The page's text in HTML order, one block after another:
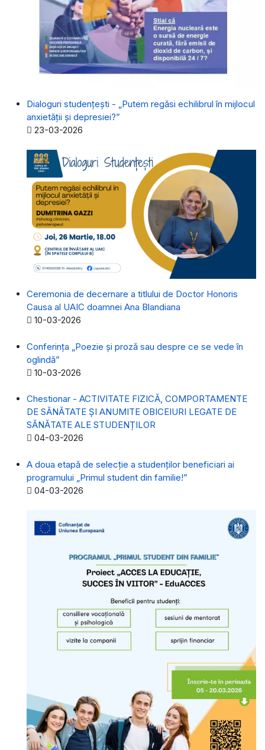
Dialoguri studențești - „Putem regăsi echilibrul în mijlocul
anxietății și depresiei?”
Detalii
23-03-2026
Ceremonia de decernare a titlului de Doctor Honoris
Causa al UAIC doamnei Ana Blandiana
Detalii
10-03-2026
Conferința „Poezie și proză sau despre ce se vede în
oglindă”
Detalii
10-03-2026
Chestionar - ACTIVITATE FIZICĂ, COMPORTAMENTE
DE SĂNĂTATE ȘI ANUMITE OBICEIURI LEGATE DE
SĂNĂTATE ALE STUDENȚILOR
Detalii
04-03-2026
A doua etapă de selecție a studenților beneficiari ai
programului „Primul student din familie!”
Detalii
04-03-2026